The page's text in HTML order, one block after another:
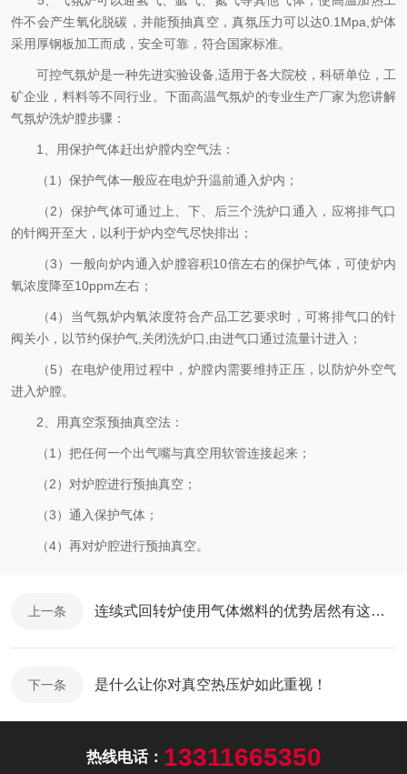
件不会产生氧化脱碳，并能预抽真空，真氛压力可以达0.1Mpa,炉体
采用厚钢板加工而成，安全可靠，符合国家标准。
可控气氛炉是一种先进实验设备,适用于各大院校，科研单位，工
矿企业，料料等不同行业。下面高温气氛炉的专业生产厂家为您讲解
气氛炉洗炉膛步骤：
1、用保护气体赶出炉膛内空气法：
（1）保护气体一般应在电炉升温前通入炉内；
（2）保护气体可通过上、下、后三个洗炉口通入，应将排气口
的针阀开至大，以利于炉内空气尽快排出；
（3）一般向炉内通入炉膛容积10倍左右的保护气体，可使炉内
氧浓度降至10ppm左右；
（4）当气氛炉内氧浓度符合产品工艺要求时，可将排气口的针
阀关小，以节约保护气,关闭洗炉口,由进气口通过流量计进入；
（5）在电炉使用过程中，炉膛内需要维持正压，以防炉外空气
进入炉膛。
2、用真空泵预抽真空法：
（1）把任何一个出气嘴与真空用软管连接起来；
（2）对炉腔进行预抽真空；
（3）通入保护气体；
（4）再对炉腔进行预抽真空。
上一条 连续式回转炉使用气体燃料的优势居然有这么大，一起来看看吧
下一条 是什么让你对真空热压炉如此重视！
热线电话： 13311665350